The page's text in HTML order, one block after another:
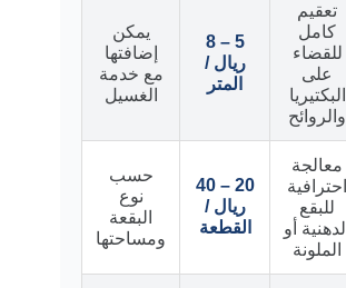
تعقيم
كامل
للقضاء
على
البكتيريا
والروائح
5 – 8
ريال /
المتر
يمكن
إضافتها
مع خدمة
الغسيل
معالجة
احترافية
للبقع
الدهنية أو
الملونة
20 – 40
ريال /
القطعة
حسب
نوع
البقعة
ومساحتها